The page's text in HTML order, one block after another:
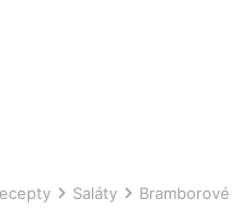
Saláty Bramborové